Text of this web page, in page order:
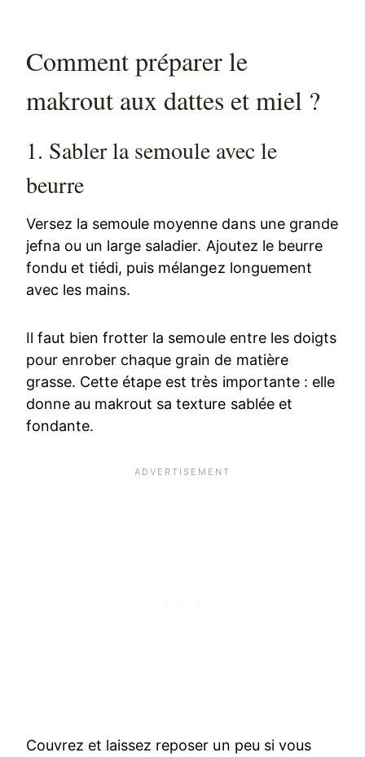
Comment préparer le
makrout aux dattes et miel ?
1. Sabler la semoule avec le
beurre
Versez la semoule moyenne dans une grande
jefna ou un large saladier. Ajoutez le beurre
fondu et tiédi, puis mélangez longuement
avec les mains.
Il faut bien frotter la semoule entre les doigts
pour enrober chaque grain de matière
grasse. Cette étape est très importante : elle
donne au makrout sa texture sablée et
fondante.
Couvrez et laissez reposer un peu si vous